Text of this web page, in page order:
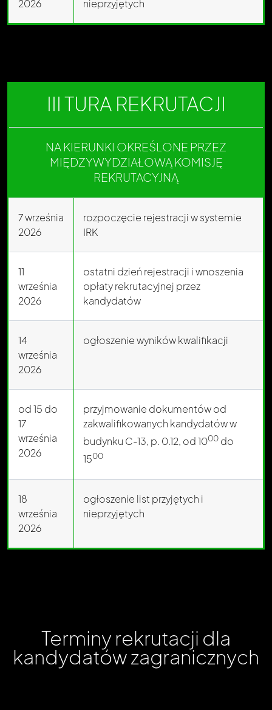
2026 nieprzyjętych
III TURA REKRUTACJI
NA KIERUNKI OKREŚLONE PRZEZ
MIĘDZYWYDZIAŁOWĄ KOMISJĘ
REKRUTACYJNĄ
7 września
2026
rozpoczęcie rejestracji w systemie
IRK
11
września
2026
ostatni dzień rejestracji i wnoszenia
opłaty rekrutacyjnej przez
kandydatów
14
września
2026
ogłoszenie wyników kwalifikacji
od 15 do
17
września
2026
przyjmowanie dokumentów od
zakwalifikowanych kandydatów w
budynku C-13, p. 0.12, od 1000 do
1500
18
września
2026
ogłoszenie list przyjętych i
nieprzyjętych
Terminy rekrutacji dla
kandydatów zagranicznych